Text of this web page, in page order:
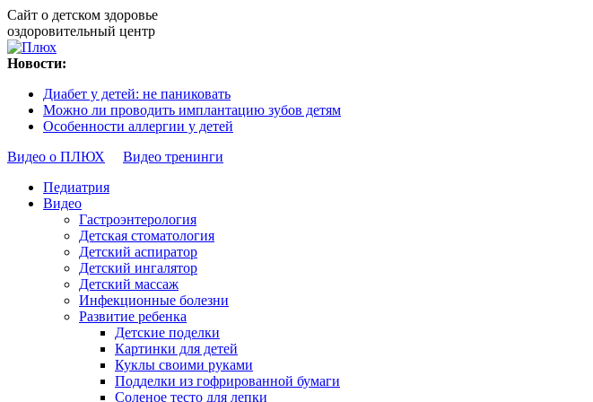
Сайт о детском здоровье
оздоровительный центр
Новости:
Диабет у детей: не паниковать
Можно ли проводить имплантацию зубов детям
Особенности аллергии у детей
Видео о ПЛЮХ
Видео тренинги
Педиатрия
Видео
Гастроэнтерология
Детская стоматология
Детский аспиратор
Детский ингалятор
Детский массаж
Инфекционные болезни
Развитие ребенка
Детские поделки
Картинки для детей
Куклы своими руками
Подделки из гофрированной бумаги
Соленое тесто для лепки